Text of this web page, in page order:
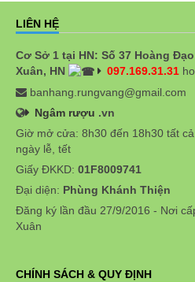
LIÊN HỆ
Cơ Sở 1 tại HN: Số 37 Hoàng
Xuân, HN
097.169.31.31
banhang.rungvang@gmail.com
Ngâm rượu .vn
Giờ mở cửa: 8h30 đến 18h30 tất
ngày lễ, tết
Giấy ĐKKD: 01F8009741
Đại diện: Phùng Khánh Thiện
Đăng ký lần đầu 27/9/2016 - Nơi
Xuân
CHÍNH SÁCH & QUY ĐỊNH